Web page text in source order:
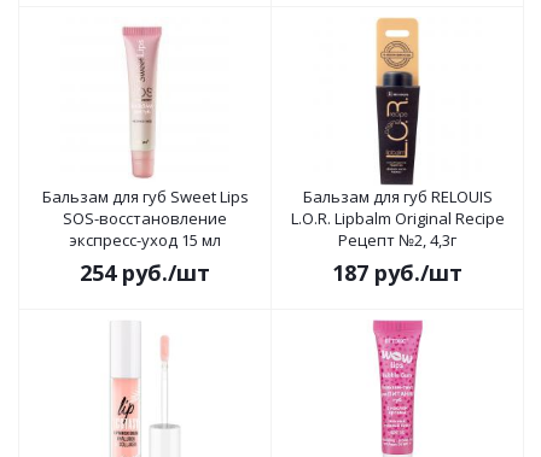
Бальзам для губ Sweet Lips
SOS-восстановление
экспресс-уход 15 мл
254руб./шт
Бальзам для губ RELOUIS
L.O.R. Lipbalm Original Recipe
Рецепт №2, 4,3г
187 руб./шт